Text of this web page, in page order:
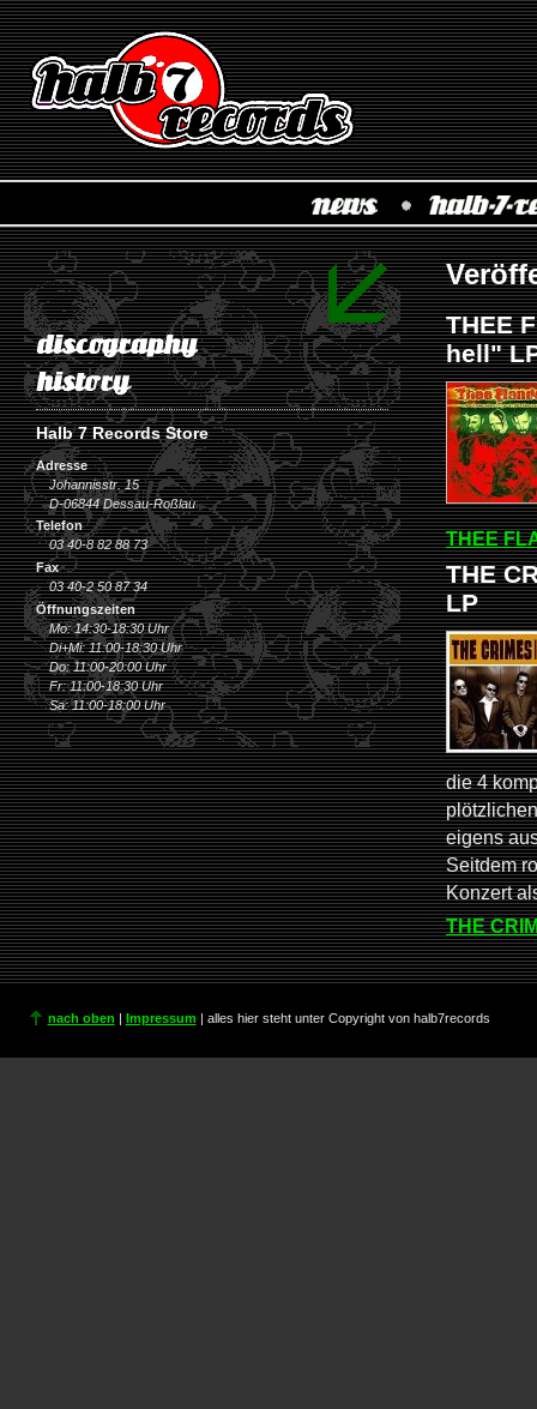
THEE
hell"
THEE
THE
LP
die 4
eigens
Seitdem
Konzert
THE
Halb 7 Records Store
Adresse
Johannisstr. 15
D-06844 Dessau-Roßlau
Telefon
03 40-8 82 88 73
Fax
03 40-2 50 87 34
Öffnungszeiten
Mo: 14:30-18:30 Uhr
Di+Mi: 11:00-18:30 Uhr
Do: 11:00-20:00 Uhr
Fr: 11:00-18:30 Uhr
Sa: 11:00-18:00 Uhr
nach oben | Impressum | alles hier steht unter Copyright von halb7records